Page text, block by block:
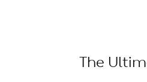
The